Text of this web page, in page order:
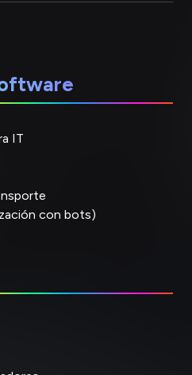
IT
con bots)